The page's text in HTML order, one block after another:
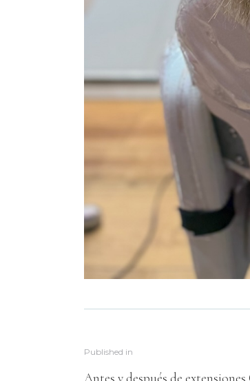
Published in